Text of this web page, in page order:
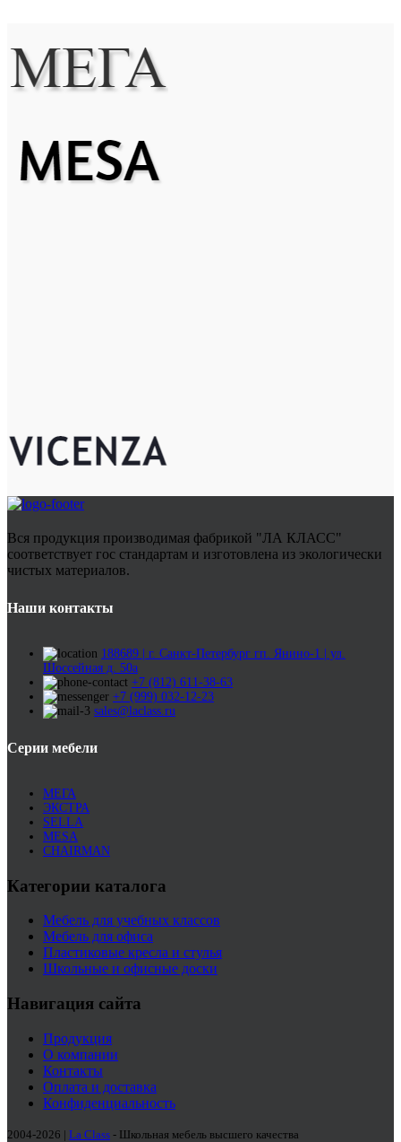
Вся продукция производимая фабрикой "ЛА КЛАСС"
соответствует гос стандартам и изготовлена из экологически
чистых материалов.
Наши контакты
188689 | г. Санкт-Петербург гп. Янино-1 | ул.
Шоссейная д. 50а
+7 (812) 611-38-63
+7 (999) 032-12-23
sales@laclass.ru
Серии мебели
МЕГА
ЭКСТРА
SELLA
MESA
CHAIRMAN
Категории каталога
Мебель для учебных классов
Мебель для офиса
Пластиковые кресла и стулья
Школьные и офисные доски
Навигация сайта
Продукция
О компании
Контакты
Оплата и доставка
Конфиденциальность
2004-2026 | La Class - Школьная мебель высшего качества